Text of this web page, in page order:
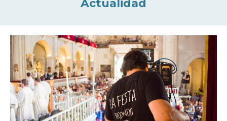
Actualidad